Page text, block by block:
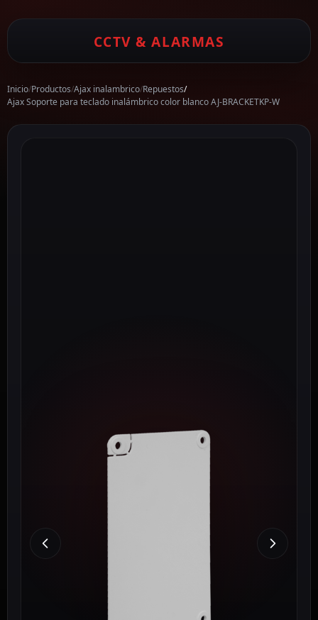
CCTV & ALARMAS
Inicio/Productos/Ajax inalambrico/Repuestos/
Ajax Soporte para teclado inalámbrico color blanco AJ-BRACKETKP-W